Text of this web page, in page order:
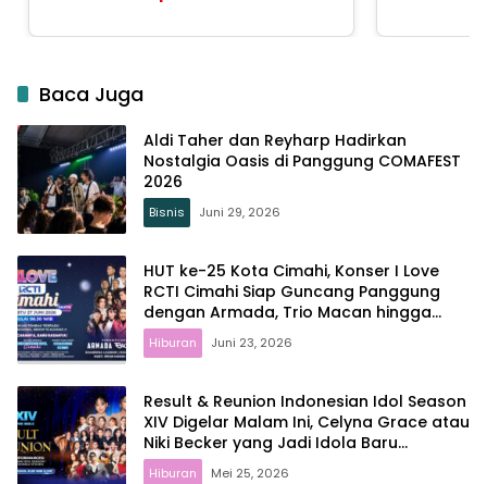
Baca Juga
Aldi Taher dan Reyharp Hadirkan
Nostalgia Oasis di Panggung COMAFEST
2026
Bisnis Juni 29, 2026
HUT ke-25 Kota Cimahi, Konser I Love
RCTI Cimahi Siap Guncang Panggung
dengan Armada, Trio Macan hingga
Shabrina Leanor
Hiburan Juni 23, 2026
Result & Reunion Indonesian Idol Season
XIV Digelar Malam Ini, Celyna Grace atau
Niki Becker yang Jadi Idola Baru
Indonesia?
Hiburan Mei 25, 2026